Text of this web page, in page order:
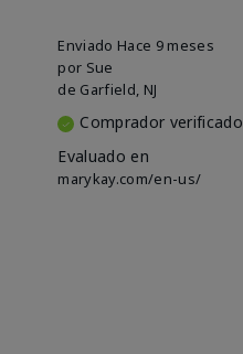
Enviado Hace 9 meses
por Sue
de Garfield, NJ
Comprador verificado
Evaluado en
marykay.com/en-us/